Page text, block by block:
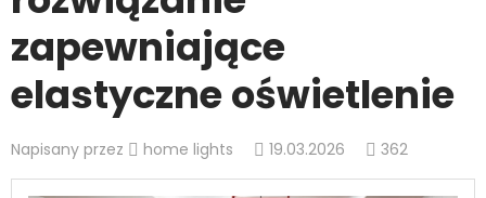
zapewniające
elastyczne oświetlenie
Napisany przez home lights 19.03.2026 362